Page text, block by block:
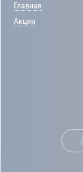
Главная
Акции